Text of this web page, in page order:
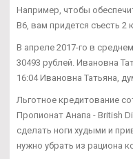
Например, чтобы
В6, вам придется съесть 2
В апреле 2017-го в
30493 рублей. Ивановна
16:04 Ивановна Татьяна,
Льготное кредитование
Пропионат Анапа - British
сделать ноги худыми и
нужно убрать из рациона